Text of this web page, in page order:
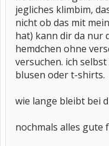
jegliches klimbim,
nicht ob das mit
hat) kann dir da nur
hemdchen ohne
versuchen. ich
blusen oder t-shirts.
wie lange bleibt bei
nochmals alles gute